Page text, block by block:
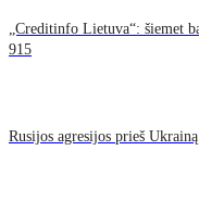
„Creditinfo Lietuva“: šiemet
915
Rusijos agresijos prieš